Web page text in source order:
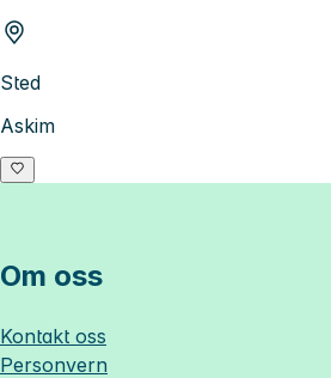
Sted
Askim
Om oss
Kontakt oss
Personvern